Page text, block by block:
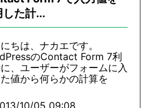
した計...
ちは、ナカエです。
のContact Form 7利
、ユーザーがフォームに入
値から何らかの計算を
10/05 09:08